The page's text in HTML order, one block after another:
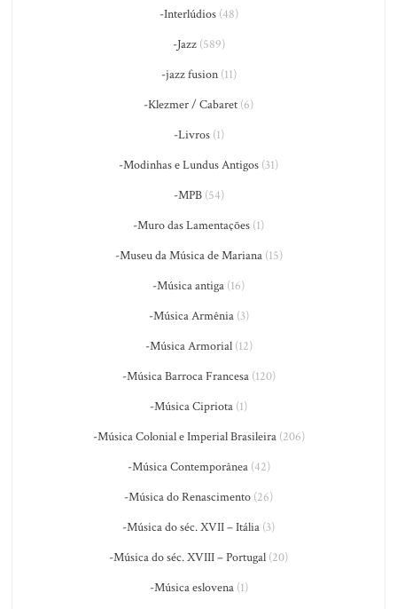
-Interlúdios(48)
-Jazz(589)
-jazz fusion(11)
-Klezmer / Cabaret (6)
-Livros(1)
-Modinhas e Lundus Antigos (31)
-MPB(54)
-Muro das Lamentações (1)
-Museu da Música de Mariana(15)
-Música antiga (16)
-Música Armênia(3)
-Música Armorial(12)
-Música Barroca Francesa(120)
-Música Cipriota (1)
-Música Colonial e Imperial Brasileira(206)
-Música Contemporânea(42)
-Música do Renascimento (26)
-Música do séc. XVII – Itália (3)
-Música do séc. XVIII – Portugal (20)
-Música eslovena(1)